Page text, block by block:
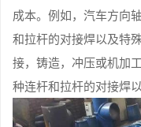
成本。例如，汽车方向
和拉杆的对接焊以及特
接，铸造，冲压或机加
种连杆和拉杆的对接焊